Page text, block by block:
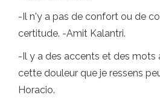
-Il n'y a pas de confort ou de
certitude. -Amit Kalantri.
-Il y a des accents et des mots
cette douleur que je ressens
Horacio.